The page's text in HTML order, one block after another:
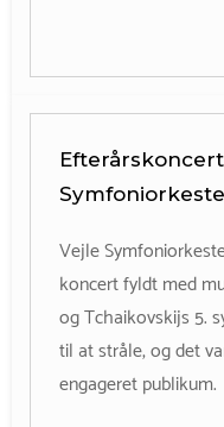
Vejle
koncert fyldt med
og Tchaikovskijs 5.
til at stråle, og det
engageret publikum.